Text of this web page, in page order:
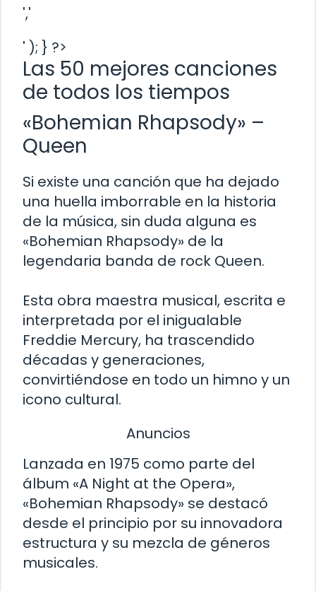
','
' ); } ?>
Las 50 mejores canciones
de todos los tiempos
«Bohemian Rhapsody» –
Queen
Si existe una canción que ha dejado
una huella imborrable en la historia
de la música, sin duda alguna es
«Bohemian Rhapsody» de la
legendaria banda de rock Queen.
Esta obra maestra musical, escrita e
interpretada por el inigualable
Freddie Mercury, ha trascendido
décadas y generaciones,
convirtiéndose en todo un himno y un
icono cultural.
Anuncios
Lanzada en 1975 como parte del
álbum «A Night at the Opera»,
«Bohemian Rhapsody» se destacó
desde el principio por su innovadora
estructura y su mezcla de géneros
musicales.